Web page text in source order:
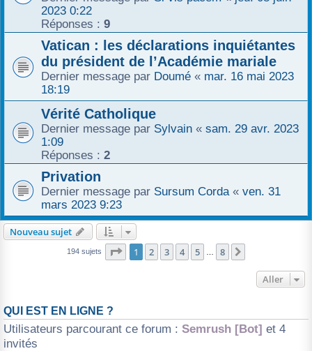
2023 0:22
Réponses : 9
Vatican : les déclarations inquiétantes
du président de l’Académie mariale
Dernier message par Doumé « mar. 16 mai 2023
18:19
Vérité Catholique
Dernier message par Sylvain « sam. 29 avr. 2023
1:09
Réponses : 2
Privation
Dernier message par Sursum Corda « ven. 31
mars 2023 9:23
Nouveau sujet
194 sujets Page 1sur8
1 2 3 4 5 8
Aller
QUI EST EN LIGNE ?
Utilisateurs parcourant ce forum : Semrush [Bot] et 4
invités